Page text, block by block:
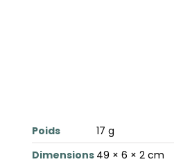
Poids
17 g
Dimensions 49 × 6 × 2 cm